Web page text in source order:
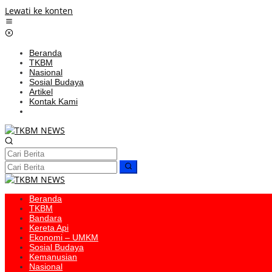
Lewati ke konten
Beranda
TKBM
Nasional
Sosial Budaya
Artikel
Kontak Kami
Beranda
TKBM
Bandara
Kereta Api
Ekonomi – UMKM
Sosial Budaya
Kemanusian
Nasional